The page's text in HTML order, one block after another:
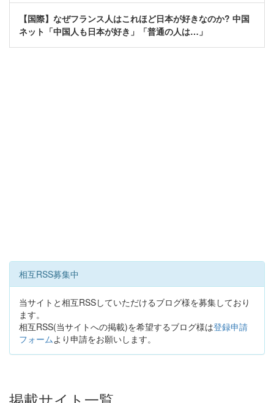
【国際】なぜフランス人はこれほど日本が好きなのか? 中国
ネット「中国人も日本が好き」「普通の人は…」
相互RSS募集中
当サイトと相互RSSしていただけるブログ様を募集しており
ます。
相互RSS(当サイトへの掲載)を希望するブログ様は登録申請
フォームより申請をお願いします。